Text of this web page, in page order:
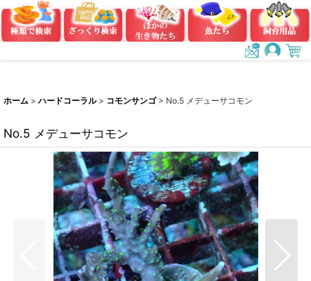
ホーム > ハードコーラル > コモンサンゴ > No.5 メデューサコモン
No.5 メデューサコモン